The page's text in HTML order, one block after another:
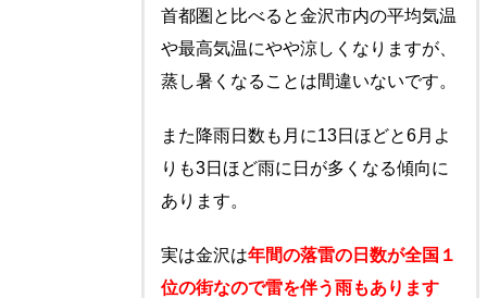
首都圏と比べると金沢市内の平均気温
や最高気温にやや涼しくなりますが、
蒸し暑くなることは間違いないです。
また降雨日数も月に13日ほどと6月よ
りも3日ほど雨に日が多くなる傾向に
あります。
実は金沢は年間の落雷の日数が全国１
位の街なので雷を伴う雨もあります